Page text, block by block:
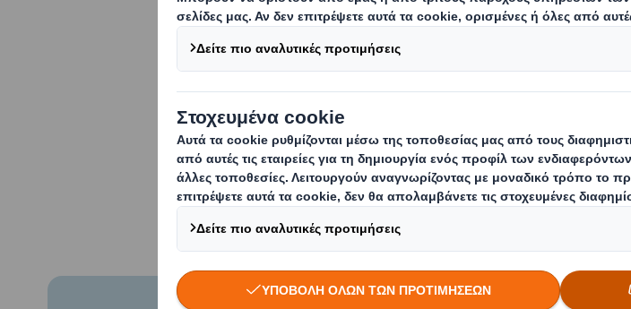
Πιστεύουμε ότι η αντικατάσταση
υλικά που παράγονται από πλήρως
βιώσιμη εναλλακτική λύση που
ενεργά οι καταναλωτές.